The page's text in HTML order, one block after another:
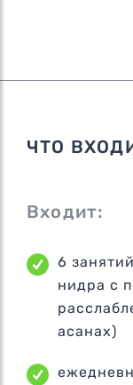
ЧТО
Входит:
6
нидра с
асанах)